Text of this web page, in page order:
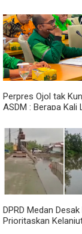
2026
Perpres Ojol tak
ASDM : Berapa Kali
Janji?
DPRD Medan
Prioritaskan